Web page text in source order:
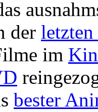
der letzten
im
bester